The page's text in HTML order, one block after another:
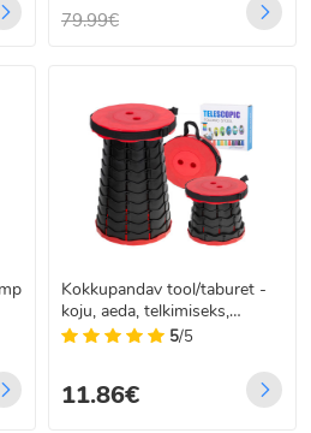
79.99€
Kokkupandav tool/taburet -
koju, aeda, telkimiseks,
punane
5/5
11.86€